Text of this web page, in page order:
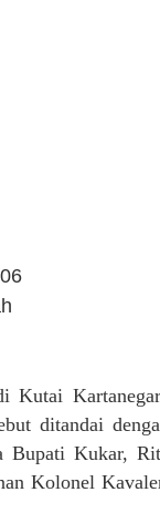
Kutai
ditandai
Bupati Kukar,
Kolonel